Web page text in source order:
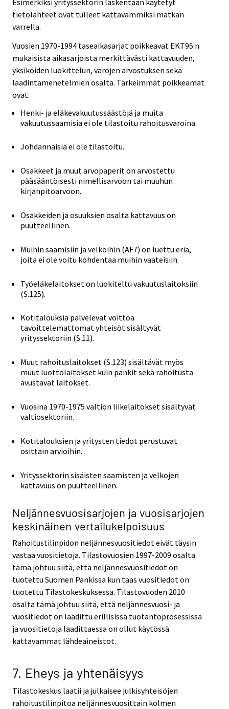
tietolähteet ovat tulleet kattavammiksi matkan
varrella.
Vuosien 1970-1994 taseaikasarjat poikkeavat EKT95:n
mukaisista aikasarjoista merkittävästi kattavuuden,
yksiköiden luokittelun, varojen arvostuksen sekä
laadintamenetelmien osalta. Tärkeimmät poikkeamat
ovat:
Henki- ja eläkevakuutussäästöjä ja muita
vakuutussaamisia ei ole tilastoitu rahoitusvaroina.
Johdannaisia ei ole tilastoitu.
Osakkeet ja muut arvopaperit on arvostettu
pääsääntöisesti nimellisarvoon tai muuhun
kirjanpitoarvoon.
Osakkeiden ja osuuksien osalta kattavuus on
puutteellinen.
Muihin saamisiin ja velkoihin (AF7) on luettu eriä,
joita ei ole voitu kohdentaa muihin vaateisiin.
Työeläkelaitokset on luokiteltu vakuutuslaitoksiin
(S.125).
Kotitalouksia palvelevat voittoa
tavoittelemattomat yhteisöt sisältyvät
yrityssektoriin (S.11).
Muut rahoituslaitokset (S.123) sisältävät myös
muut luottolaitokset kuin pankit sekä rahoitusta
avustavat laitokset.
Vuosina 1970-1975 valtion liikelaitokset sisältyvät
valtiosektoriin.
Kotitalouksien ja yritysten tiedot perustuvat
osittain arvioihin.
Yrityssektorin sisäisten saamisten ja velkojen
kattavuus on puutteellinen.
Neljännesvuosisarjojen ja vuosisarjojen
keskinäinen vertailukelpoisuus
Rahoitustilinpidon neljännesvuositiedot eivät täysin
vastaa vuositietoja. Tilastovuosien 1997-2009 osalta
tämä johtuu siitä, että neljännesvuositiedot on
tuotettu Suomen Pankissa kun taas vuositiedot on
tuotettu Tilastokeskuksessa. Tilastovuoden 2010
osalta tämä johtuu siitä, että neljännesvuosi- ja
vuositiedot on laadittu erillisissä tuotantoprosessissa
ja vuositietoja laadittaessa on ollut käytössä
kattavammat lähdeaineistot.
7. Eheys ja yhtenäisyys
Tilastokeskus laatii ja julkaisee julkisyhteisöjen
rahoitustilinpitoa neljännesvuosittain kolmen